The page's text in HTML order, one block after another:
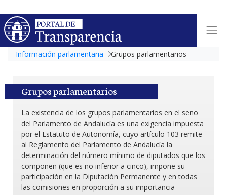
Información parlamentaria Grupos parlamentarios
Grupos parlamentarios
La existencia de los grupos parlamentarios en el seno
del Parlamento de Andalucía es una exigencia impuesta
por el Estatuto de Autonomía, cuyo artículo 103 remite
al Reglamento del Parlamento de Andalucía la
determinación del número mínimo de diputados que los
componen (que es no inferior a cinco), impone su
participación en la Diputación Permanente y en todas
las comisiones en proporción a su importancia